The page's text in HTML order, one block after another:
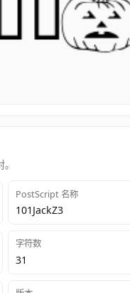
PostScript 名称
101JackZ3
字符数
31